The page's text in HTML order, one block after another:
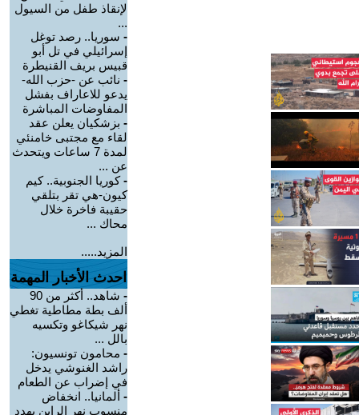
لإنقاذ طفل من السيول
...
- سوريا.. رصد توغل
إسرائيلي في تل أبو
قبيس بريف القنيطرة
- نائب عن -حزب الله-
يدعو للاعاراف بفشل
المفاوضات المباشرة
- بزشكيان يعلن عقد
لقاء مع مجتبى خامنئي
لمدة 7 ساعات ويتحدث
عن ...
-كوريا الجنوبية.. كيم
كيون-هي تقر بتلقي
حقيبة فاخرة خلال
محاك ...
المزيد.....
احدث الأخبار المهمة
-
شاهد.. أكثر من 90
ألف بطة مطاطية تغطي
نهر شيكاغو وتكسيه
بالل ...
- محامون تونسيون:
راشد الغنوشي يدخل
في إضراب عن الطعام
- ألمانيا.. انخفاض
منسوب نهر الراين يهدد